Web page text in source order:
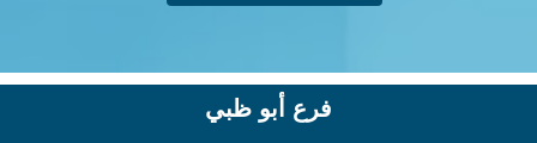
فرع أبو ظبي